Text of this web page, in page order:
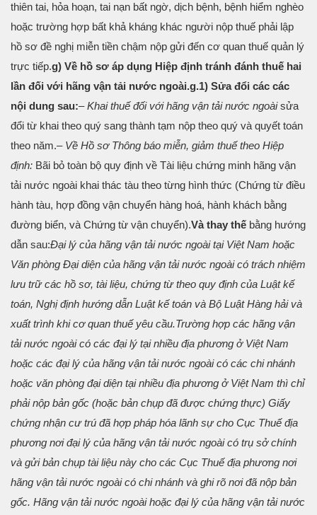
thiên tai, hỏa hoạn, tai nạn bất ngờ, dịch bệnh, bệnh hiểm nghèo
hoặc trường hợp bất khả kháng khác người nộp thuế phải lập
hồ sơ đề nghị miễn tiền chậm nộp gửi đến cơ quan thuế quản lý
trực tiếp.g) Về hồ sơ áp dụng Hiệp định tránh đánh thuế hai
lần đối với hãng vận tải nước ngoài.g.1) Sửa đổi các các
nội dung sau:–Khai thuế đối với hãng vận tải nước ngoàisửa
đổi từ khai theo quý sang thành tạm nộp theo quý và quyết toán
theo năm.– Về Hồ sơ Thông báo miễn, giảm thuế theo Hiệp
định: Bãi bỏ toàn bộ quy định về Tài liệu chứng minh hãng vận
tải nước ngoài khai thác tàu theo từng hình thức (Chứng từ điều
hành tàu, hợp đồng vận chuyển hàng hoá, hành khách bằng
đường biển, và Chứng từ vận chuyển).Và thay thế bằng hướng
dẫn sau:Đại lý của hãng vận tải nước ngoài tại Việt Nam hoặc
Văn phòng Đại diện của hãng vận tải nước ngoài có trách nhiệm
lưu trữ các hồ sơ, tài liệu, chứng từ theo quy định của Luật kế
toán, Nghị định hướng dẫn Luật kế toán và Bộ Luật Hàng hải và
xuất trình khi cơ quan thuế yêu cầu.Trường hợp các hãng vận
tải nước ngoài có các đại lý tại nhiều địa phương ở Việt Nam
hoặc các đại lý của hãng vận tải nước ngoài có các chi nhánh
hoặc văn phòng đại diện tại nhiều địa phương ở Việt Nam thì chỉ
phải nộp bản gốc (hoặc bản chụp đã được chứng thực) Giấy
chứng nhận cư trú đã hợp pháp hóa lãnh sự cho Cục Thuế địa
phương nơi đại lý của hãng vận tải nước ngoài có trụ sở chính
và gửi bản chụp tài liệu này cho các Cục Thuế địa phương nơi
hãng vận tải nước ngoài có chi nhánh và ghi rõ nơi đã nộp bản
gốc. Hãng vận tải nước ngoài hoặc đại lý của hãng vận tải nước